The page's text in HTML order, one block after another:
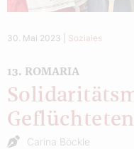
30. Mai 2023 Soziales
13. ROMARIA
Geflüchteten
Carina Böckle